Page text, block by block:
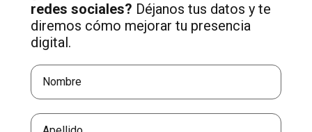
redes sociales? Déjanos tus datos y te
diremos cómo mejorar tu presencia
digital.